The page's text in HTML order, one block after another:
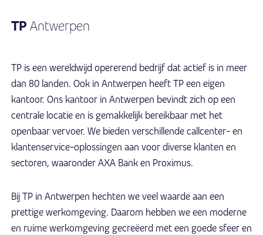
TP Antwerpen
TP is een wereldwijd opererend bedrijf dat actief is in meer
dan 80 landen. Ook in Antwerpen heeft TP een eigen
kantoor. Ons kantoor in Antwerpen bevindt zich op een
centrale locatie en is gemakkelijk bereikbaar met het
openbaar vervoer. We bieden verschillende callcenter- en
klantenservice-oplossingen aan voor diverse klanten en
sectoren, waaronder AXA Bank en Proximus.
Bij TP in Antwerpen hechten we veel waarde aan een
prettige werkomgeving. Daarom hebben we een moderne
en ruime werkomgeving gecreëerd met een goede sfeer en